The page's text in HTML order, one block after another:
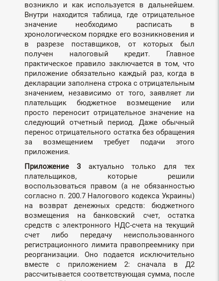
возникло и как используется в дальнейшем.
Внутри находится таблица, где отрицательное
значение необходимо расписать в
хронологическом порядке его возникновения и
в разрезе поставщиков, от которых был
получен налоговый кредит. Главное
практическое правило заключается в том, что
приложение обязательно каждый раз, когда в
декларации заполнена строка с отрицательным
значением, независимо от того, заявляет ли
плательщик бюджетное возмещение или
просто переносит отрицательное значение на
следующий отчетный период. Даже обычный
перенос отрицательного остатка без обращения
за возмещением требует подачи этого
приложения.
Приложение 3актуально только для тех
плательщиков, которые решили
воспользоваться правом (а не обязанностью
согласно п. 200.7 Налогового кодекса Украины)
на возврат денежных средств: бюджетного
возмещения на банковский счет, остатка
средств с электронного НДС-счета на текущий
счет либо передачу неиспользованного
регистрационного лимита правопреемнику при
реорганизации. Оно подается исключительно
вместе с приложением 2: сначала в Д2
рассчитывается соответствующая сумма, после